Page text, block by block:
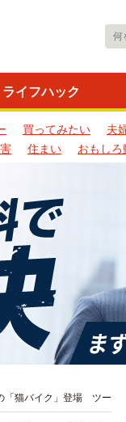
ライフハック
買ってみたい 夫
住まい おもしろ
「猫バイク」登場 ツー